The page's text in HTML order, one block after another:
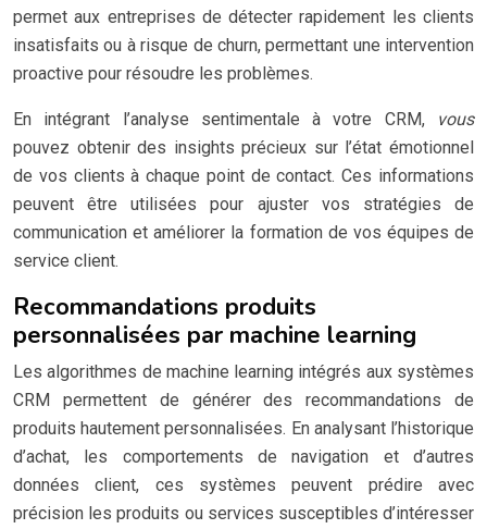
permet aux entreprises de détecter rapidement les clients
insatisfaits ou à risque de churn, permettant une intervention
proactive pour résoudre les problèmes.
En intégrant l’analyse sentimentale à votre CRM,
vous
pouvez obtenir des insights précieux sur l’état émotionnel
de vos clients à chaque point de contact. Ces informations
peuvent être utilisées pour ajuster vos stratégies de
communication et améliorer la formation de vos équipes de
service client.
Recommandations produits
personnalisées par machine learning
Les algorithmes de machine learning intégrés aux systèmes
CRM permettent de générer des recommandations de
produits hautement personnalisées. En analysant l’historique
d’achat, les comportements de navigation et d’autres
données client, ces systèmes peuvent prédire avec
précision les produits ou services susceptibles d’intéresser